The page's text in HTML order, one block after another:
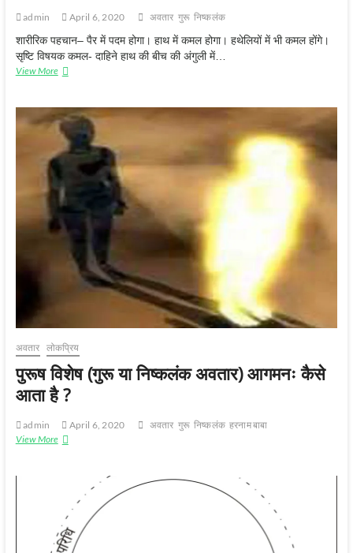
admin April 6, 2020 अवतार गुरू निष्‍कलंक
शारीरिक पहचान– पैर में पदम होगा। हाथ में कमल होगा। हथेलियों में भी कमल होंगे।
सृष्टि विषयक कमल- दाहिने हाथ की बीच की अंगुली में…
View Moreपुरूष
या
निष्कलंक
अवतार)
पहचानः
शारीरिक
पहचान
अवतार लोकप्रिय
पुरूष विशेष (गुरू या निष्कलंक अवतार) आगमनः कैसे
आता है ?
admin April 6, 2020 अवतार गुरू निष्‍कलंक हरनाम बाबा
View Moreपुरूष
निष्कलंक
अवतार)
आगमनः
कैसे
आता